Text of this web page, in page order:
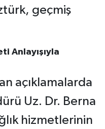
geçmiş
Anlayışıyla
açıklamalarda
Uz. Dr. Berna
hizmetlerinin